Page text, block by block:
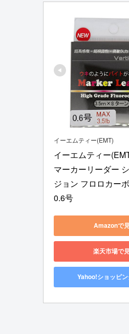
イーエムティー(EMT)
イーエムティー
マーカーリーダー
ジョン フロロカー
0.6号
Amazonで
楽天市場で
Yahoo!ショッピ